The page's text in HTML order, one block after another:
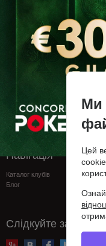
Серпень 25,
Grosvenor
Summer Sizzler /
18:00 Grosvenor
Summer Sizzler /
000£ Guaranteed
Навігація
Каталог клубів
Блог
Слідкуйте за нами
Ми
Цей